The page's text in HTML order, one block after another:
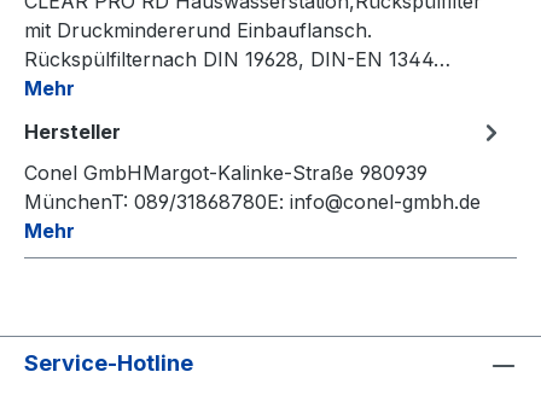
mit Druckmindererund Einbauflansch.
Rückspülfilternach DIN 19628, DIN-EN 1344…
Mehr
Hersteller
Conel GmbHMargot-Kalinke-Straße 980939
MünchenT: 089/31868780E: info@conel-gmbh.de
Mehr
Service-Hotline